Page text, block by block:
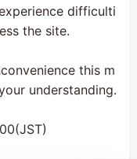
difficulti
the site.
this m
understanding.